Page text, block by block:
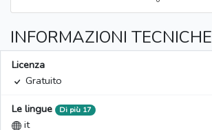
INFORMAZIONI TECNICHE
Licenza
Gratuito
Le lingue Di più 17
it